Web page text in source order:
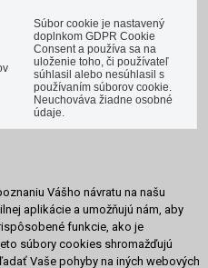
Súbor cookie je nastavený
doplnkom GDPR Cookie
Consent a používa sa na
uloženie toho, či používateľ
súhlasil alebo nesúhlasil s
používaním súborov cookie.
Neuchováva žiadne osobné
údaje.
Vášho návratu na našu
aplikácie a umožňujú nám, aby
funkcie, ako je
súbory cookies shromažďujú
Vaše pohyby na iných webových